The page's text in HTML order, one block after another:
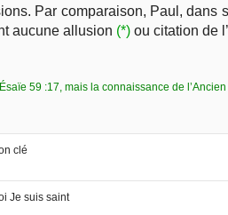
Par comparaison, Paul,
aucune allusion (*) ou citation de
59 :17, mais la connaissance de
clé
Je suis saint